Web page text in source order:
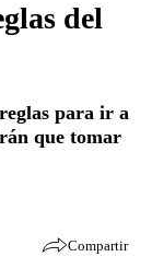
del
para ir a
que tomar
Compartir